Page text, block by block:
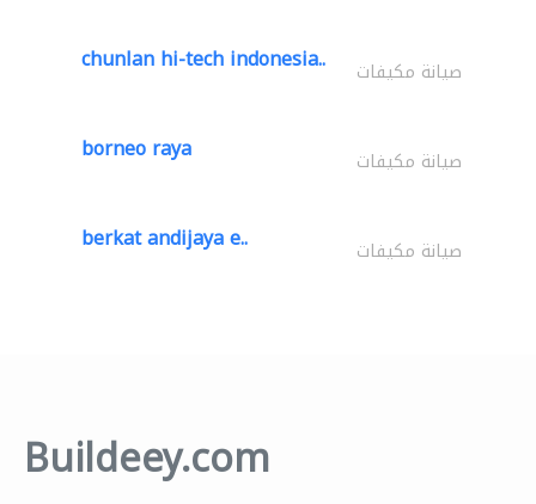
chunlan hi-tech indonesia.. صيانة مكيفات
borneo raya صيانة مكيفات
berkat andijaya e.. صيانة مكيفات
Buildeey.com